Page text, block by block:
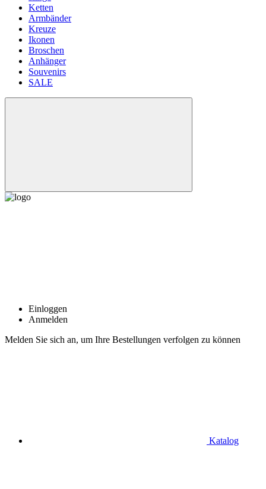
Ketten
Armbänder
Kreuze
Ikonen
Broschen
Anhänger
Souvenirs
SALE
Einloggen
Anmelden
Melden Sie sich an, um Ihre Bestellungen verfolgen zu können
Katalog